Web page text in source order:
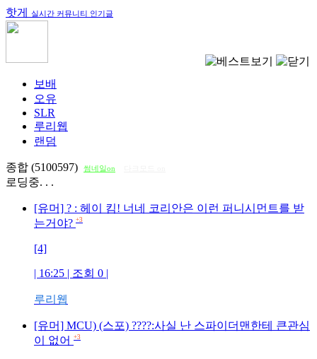
핫게 실시간 커뮤니티 인기글
보배
오유
SLR
루리웹
랜덤
종합 (5100597) 썸네일on
로딩중. . .
[유머] ? : 헤이 킴! 너네 코리안은 이런 퍼니시먼트를 받
는거야? +3
[4]
| 16:25 | 조회 0 |
루리웹
[유머] MCU) (스포) ????:사실 난 스파이더맨한테 큰관심
이 없어
+3